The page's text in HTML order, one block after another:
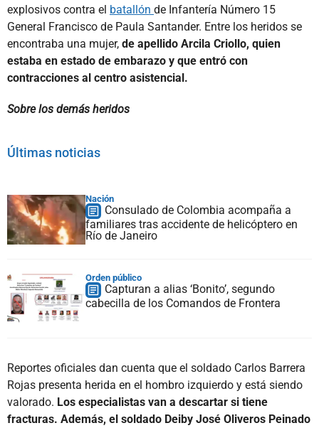
explosivos contra el batallón de Infantería Número 15
General Francisco de Paula Santander. Entre los heridos se
encontraba una mujer, de apellido Arcila Criollo, quien
estaba en estado de embarazo y que entró con
contracciones al centro asistencial.
Sobre los demás heridos
Últimas noticias
Nación
Consulado de Colombia acompaña a
familiares tras accidente de helicóptero en
Río de Janeiro
Orden público
Capturan a alias ‘Bonito’, segundo
cabecilla de los Comandos de Frontera
Reportes oficiales dan cuenta que el soldado Carlos Barrera
Rojas presenta herida en el hombro izquierdo y está siendo
valorado. Los especialistas van a descartar si tiene
fracturas. Además, el soldado Deiby José Oliveros Peinado